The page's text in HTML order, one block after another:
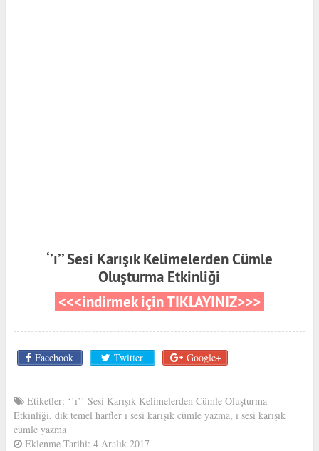
‘’ı’’ Sesi Karışık Kelimelerden Cümle
Oluşturma Etkinliği
<<<indirmek için TIKLAYINIZ>>>
Facebook Twitter Google+
Etiketler: ‘’ı’’ Sesi Karışık Kelimelerden Cümle Oluşturma
Etkinliği, dik temel harfler ı sesi karışık cümle yazma, ı sesi karışık
cümle yazma
Eklenme Tarihi: 4 Aralık 2017